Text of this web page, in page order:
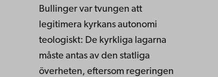
Bullinger var tvungen att
legitimera kyrkans autonomi
teologiskt: De kyrkliga lagarna
måste antas av den statliga
överheten, eftersom regeringen